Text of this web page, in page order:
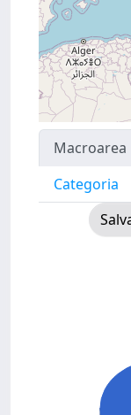
Macroarea
Categoria